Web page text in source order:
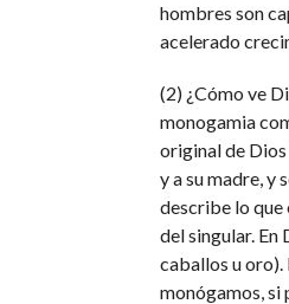
hombres son
acelerado
(2) ¿Cómo ve
monogamia
original de Dios
y a su madre, y
describe lo que
del singular. En
caballos u oro).
monógamos, si